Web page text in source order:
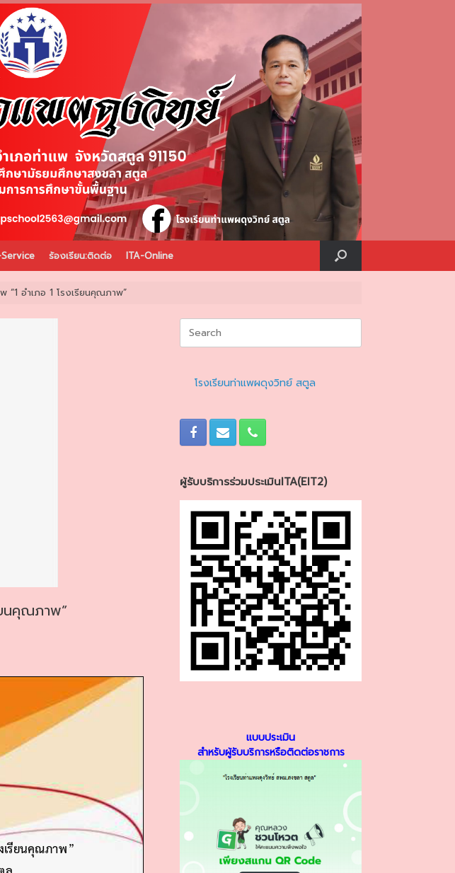
ร้องเรียน:ติดต่อ ITA-Online
“1 อำเภอ 1 โรงเรียนคุณภาพ”
นคุณภาพ”
Search
for:
โรงเรียนท่าแพผดุงวิทย์ สตูล
ผู้รับบริการร่วมประเมินITA(EIT2)
แบบประเมิน
สำหรับผู้รับบริการหรือติดต่อราชการ